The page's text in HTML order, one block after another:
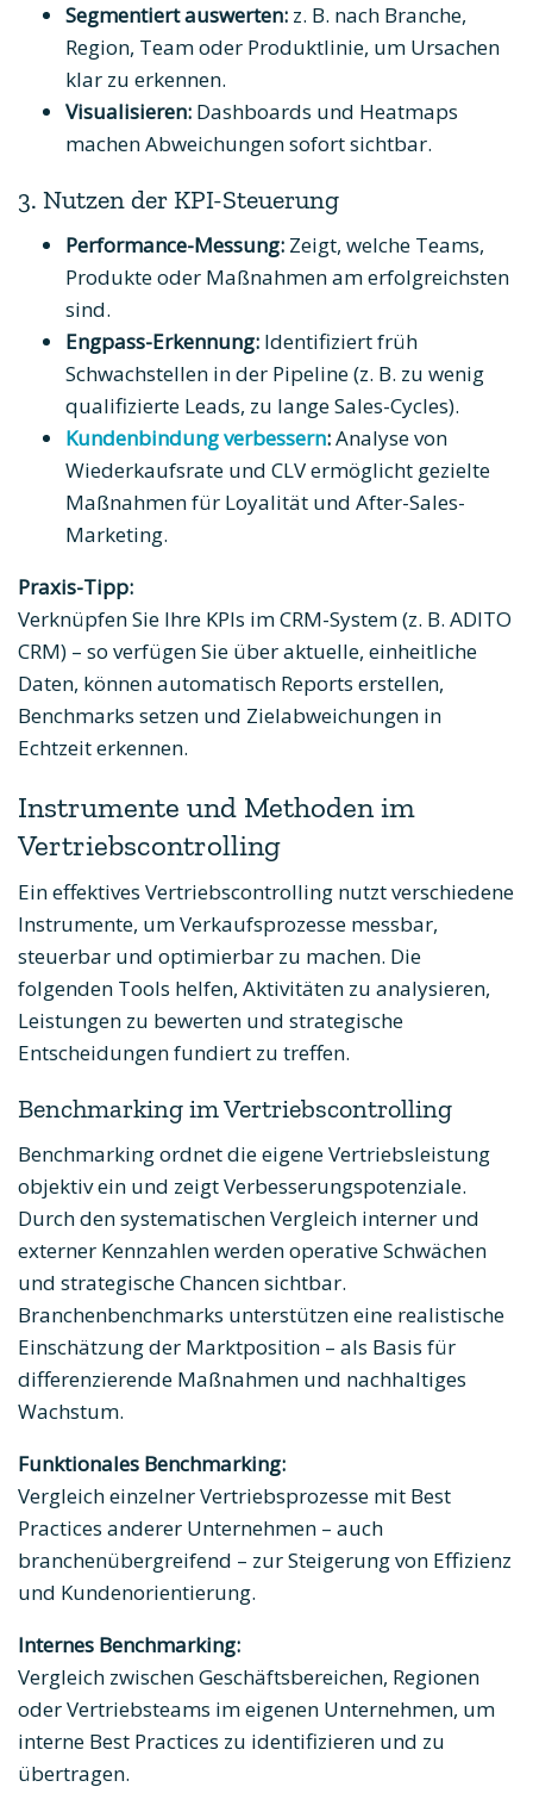
Segmentiert auswerten: z. B. nach Branche,
Region, Team oder Produktlinie, um Ursachen
klar zu erkennen.
Visualisieren: Dashboards und Heatmaps
machen Abweichungen sofort sichtbar.
3. Nutzen der KPI-Steuerung
Performance-Messung: Zeigt, welche Teams,
Produkte oder Maßnahmen am erfolgreichsten
sind.
Engpass-Erkennung: Identifiziert früh
Schwachstellen in der Pipeline (z. B. zu wenig
qualifizierte Leads, zu lange Sales-Cycles).
Kundenbindung verbessern:Analyse von
Wiederkaufsrate und CLV ermöglicht gezielte
Maßnahmen für Loyalität und After-Sales-
Marketing.
Praxis-Tipp:
Verknüpfen Sie Ihre KPIs im CRM-System (z. B. ADITO
CRM) – so verfügen Sie über aktuelle, einheitliche
Daten, können automatisch Reports erstellen,
Benchmarks setzen und Zielabweichungen in
Echtzeit erkennen.
Instrumente und Methoden im
Vertriebscontrolling
Ein effektives Vertriebscontrolling nutzt verschiedene
Instrumente, um Verkaufsprozesse messbar,
steuerbar und optimierbar zu machen. Die
folgenden Tools helfen, Aktivitäten zu analysieren,
Leistungen zu bewerten und strategische
Entscheidungen fundiert zu treffen.
Benchmarking im Vertriebscontrolling
Benchmarking ordnet die eigene Vertriebsleistung
objektiv ein und zeigt Verbesserungspotenziale.
Durch den systematischen Vergleich interner und
externer Kennzahlen werden operative Schwächen
und strategische Chancen sichtbar.
Branchenbenchmarks unterstützen eine realistische
Einschätzung der Marktposition – als Basis für
differenzierende Maßnahmen und nachhaltiges
Wachstum.
Funktionales Benchmarking:
Vergleich einzelner Vertriebsprozesse mit Best
Practices anderer Unternehmen – auch
branchenübergreifend – zur Steigerung von Effizienz
und Kundenorientierung.
Internes Benchmarking:
Vergleich zwischen Geschäftsbereichen, Regionen
oder Vertriebsteams im eigenen Unternehmen, um
interne Best Practices zu identifizieren und zu
übertragen.